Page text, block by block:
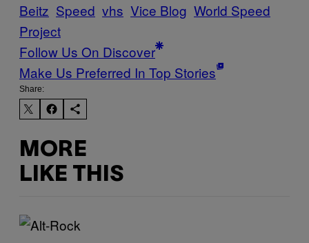
Beitz Speed vhs Vice Blog World Speed
Project
Follow Us On Discover
Make Us Preferred In Top Stories
Share:
MORE
LIKE THIS